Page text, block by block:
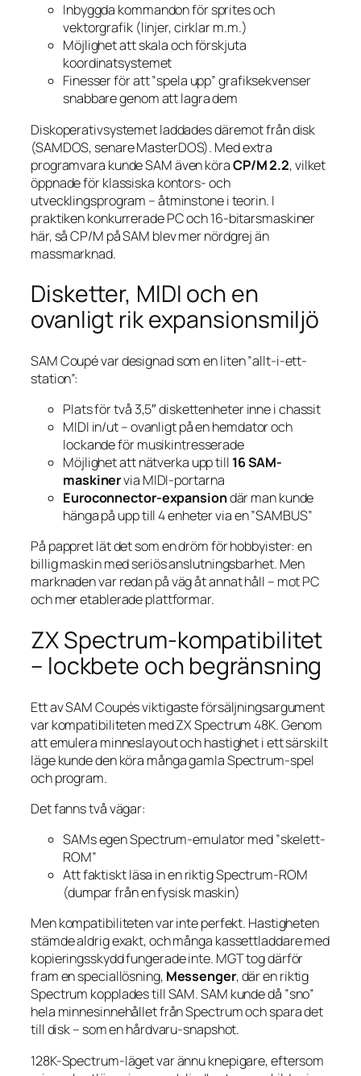
Inbyggda kommandon för sprites och
vektorgrafik (linjer, cirklar m.m.)
Möjlighet att skala och förskjuta
koordinatsystemet
Finesser för att ”spela upp” grafiksekvenser
snabbare genom att lagra dem
Diskoperativsystemet laddades däremot från disk
(SAMDOS, senare MasterDOS). Med extra
programvara kunde SAM även köraCP/M 2.2, vilket
öppnade för klassiska kontors- och
utvecklingsprogram – åtminstone i teorin. I
praktiken konkurrerade PC och 16-bitarsmaskiner
här, så CP/M på SAM blev mer nördgrej än
massmarknad.
Disketter, MIDI och en
ovanligt rik expansionsmiljö
SAM Coupé var designad som en liten ”allt-i-ett-
station”:
Plats för två 3,5″ diskettenheter inne i chassit
MIDI in/ut – ovanligt på en hem­dator och
lockande för musikintresserade
Möjlighet att nätverka upp till 16 SAM-
maskinervia MIDI-portarna
Euroconnector-expansiondär man kunde
hänga på upp till 4 enheter via en ”SAMBUS”
På pappret lät det som en dröm för hobbyister: en
billig maskin med seriös anslutningsbarhet. Men
marknaden var redan på väg åt annat håll – mot PC
och mer etablerade plattformar.
ZX Spectrum-kompatibilitet
– lockbete och begränsning
Ett av SAM Coupés viktigaste försäljningsargument
var kompatibiliteten med ZX Spectrum 48K. Genom
att emulera minneslayout och hastighet i ett särskilt
läge kunde den köra många gamla Spectrum-spel
och program.
Det fanns två vägar:
SAMs egen Spectrum-emulator med ”skelett-
ROM”
Att faktiskt läsa in en riktig Spectrum-ROM
(dumpar från en fysisk maskin)
Men kompatibiliteten var inte perfekt. Hastigheten
stämde aldrig exakt, och många kassettladdare med
kopieringsskydd fungerade inte. MGT tog därför
fram en speciallösning, Messenger, där en riktig
Spectrum kopplades till SAM. SAM kunde då ”sno”
hela minnesinnehållet från Spectrum och spara det
till disk – som en hårdvaru-snapshot.
128K-Spectrum-läget var ännu knepigare, eftersom